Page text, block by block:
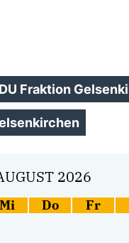
Fraktion
2026
Mi Do Fr